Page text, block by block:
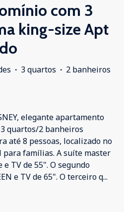
com 3
king-size Apt
· 3 quartos · 2 banheiros
elegante apartamento
quartos/2 banheiros
até 8 pessoas, localizado no
para famílias. A suíte master
TV de 55". O segundo
e TV de 65". O terceiro q...